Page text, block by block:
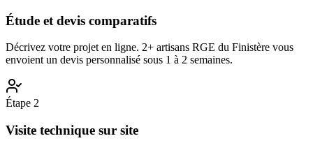
Étude et devis comparatifs
Décrivez votre projet en ligne. 2+ artisans RGE du Finistère vous
envoient un devis personnalisé sous 1 à 2 semaines.
Étape 2
Visite technique sur site